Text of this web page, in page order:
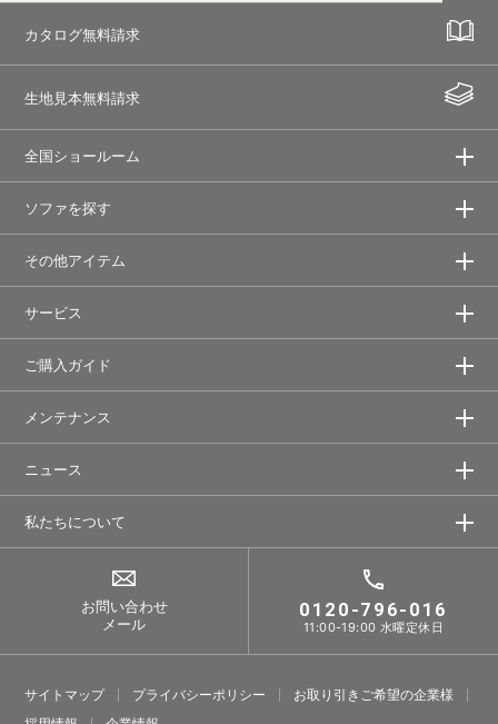
カタログ無料請求
生地見本無料請求
全国ショールーム
ソファを探す
その他アイテム
サービス
ご購入ガイド
メンテナンス
ニュース
私たちについて
お問い合わせ
メール
0120-796-016
11:00-19:00 水曜定休日
サイトマップ プライバシーポリシー
お取り引きご希望の企業様